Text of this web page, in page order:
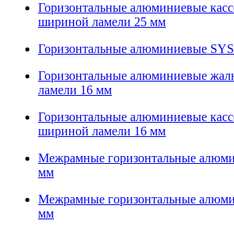
Горизонтальные алюминиевые
шириной ламели 25 мм
Горизонтальные алюминиевые
Горизонтальные алюминиевые
ламели 16 мм
Горизонтальные алюминиевые
шириной ламели 16 мм
Межрамные горизонтальные
мм
Межрамные горизонтальные
мм